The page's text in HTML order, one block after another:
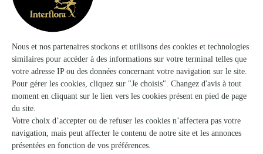
Espace Plantes
Merville
★ ★★★ ★4.6 (243)
33, rue Ferdinand Capelle
Voir la boutique